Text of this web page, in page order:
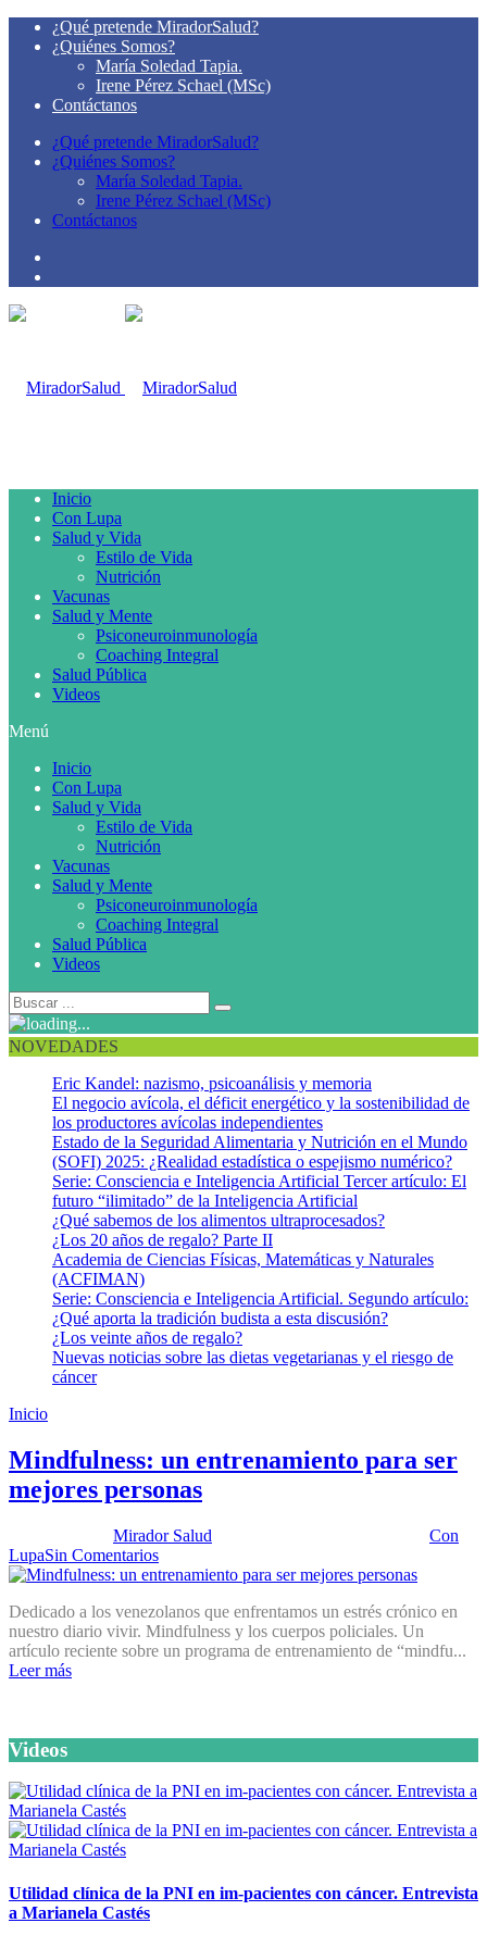
¿Qué pretende MiradorSalud?
¿Quiénes Somos?
María Soledad Tapia.
Irene Pérez Schael (MSc)
Contáctanos
¿Qué pretende MiradorSalud?
¿Quiénes Somos?
María Soledad Tapia.
Irene Pérez Schael (MSc)
Contáctanos
Inicio
Con Lupa
Salud y Vida
Estilo de Vida
Nutrición
Vacunas
Salud y Mente
Psiconeuroinmunología
Coaching Integral
Salud Pública
Videos
Menú
Inicio
Con Lupa
Salud y Vida
Estilo de Vida
Nutrición
Vacunas
Salud y Mente
Psiconeuroinmunología
Coaching Integral
Salud Pública
Videos
NOVEDADES
Eric Kandel: nazismo, psicoanálisis y memoria
El negocio avícola, el déficit energético y la sostenibilidad de
los productores avícolas independientes
Estado de la Seguridad Alimentaria y Nutrición en el Mundo
(SOFI) 2025: ¿Realidad estadística o espejismo numérico?
Serie: Consciencia e Inteligencia Artificial Tercer artículo: El
futuro “ilimitado” de la Inteligencia Artificial
¿Qué sabemos de los alimentos ultraprocesados?
¿Los 20 años de regalo? Parte II
Academia de Ciencias Físicas, Matemáticas y Naturales
(ACFIMAN)
Serie: Consciencia e Inteligencia Artificial. Segundo artículo:
¿Qué aporta la tradición budista a esta discusión?
¿Los veinte años de regalo?
Nuevas noticias sobre las dietas vegetarianas y el riesgo de
cáncer
Inicio
Mindfulness: un entrenamiento para ser
mejores personas
Mirador Salud
Con
LupaSin Comentarios
Dedicado a los venezolanos que enfrentamos un estrés crónico en
nuestro diario vivir. Mindfulness y los cuerpos policiales. Un
artículo reciente sobre un programa de entrenamiento de “mindfu...
Leer más
Videos
Utilidad clínica de la PNI en im-pacientes con cáncer. Entrevista
a Marianela Castés